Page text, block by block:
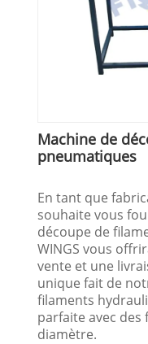
Machine de
pneumatiques
En tant que
souhaite vous
découpe de
WINGS vous
vente et une
unique fait de
filaments
parfaite avec
diamètre.